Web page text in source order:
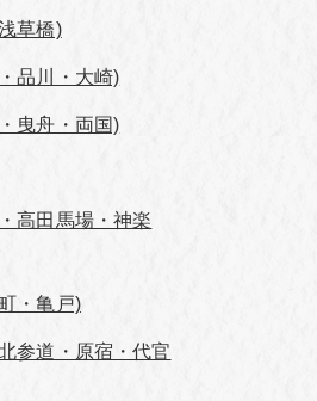
草橋)
品川・大崎)
曳舟・両国)
高田馬場・神楽
・亀戸)
参道・原宿・代官